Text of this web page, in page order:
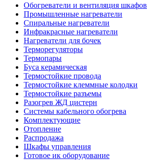
Обогреватели и вентиляция шкафов
Промышленные нагреватели
Спиральные нагреватели
Инфракрасные нагреватели
Нагреватели для бочек
Терморегуляторы
Термопары
Буса керамическая
Термостойкие провода
Термостойкие клеммные колодки
Термостойкие разъемы
Разогрев ЖД цистерн
Системы кабельного обогрева
Комплектующие
Отопление
Распродажа
Шкафы управления
Готовое ик оборудование